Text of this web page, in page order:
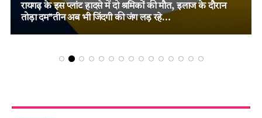
कारावास, मजबूत विवेचना और पुख्ता साक्ष्यों पर न्यायालय का बड़ा
फैसला!